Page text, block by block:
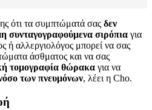
ότι τα συμπτώματά σας δεν
συνταγογραφούμενα σιρόπια για
ή αλλεργιολόγος μπορεί να σας
άσθματος και να σας
τομογραφία θώρακα για να
των πνευμόνων, λέει η Cho.